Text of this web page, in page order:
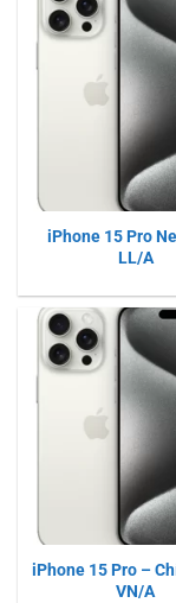
iPhone 15 Pro
LL/A
iPhone 15 Pro –
VN/A